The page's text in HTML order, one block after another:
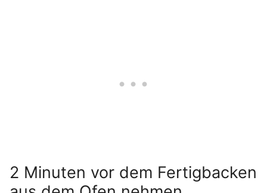
2 Minuten vor dem Fertigbacken